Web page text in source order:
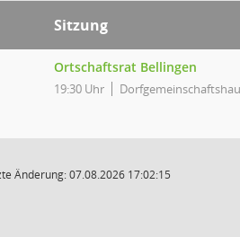
Sitzung
Ortschaftsrat Bellingen
19:30 Uhr
Änderung: 07.08.2026 17:02:15